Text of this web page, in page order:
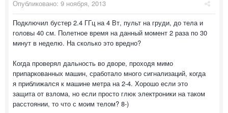
Опубликовано: 9 ноября, 2013
Подключил бустер 2.4 ГГц на 4 Вт, пульт на груди, до тела и
головы 40 см. Полетное время на данный момент 2 раза по 30
минут в неделю. На сколько это вредно?
Когда проверял дальность во дворе, проходя мимо
припаркованных машин, сработало много сигнализаций, когда
я приближался к машине метра на 2-4. Хорошо если это
защита от взлома, но если просто глюк электроники на таком
расстоянии, то что с моим телом? 8-)